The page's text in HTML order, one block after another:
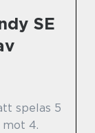
SE
spelas 5
4.